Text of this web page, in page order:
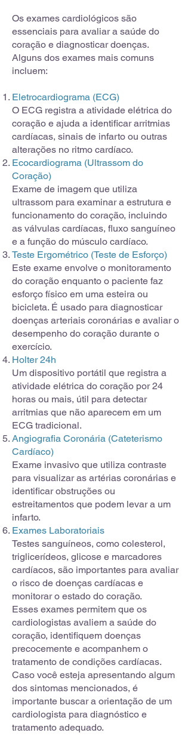
Os exames cardiológicos são
essenciais para avaliar a saúde do
coração e diagnosticar doenças.
Alguns dos exames mais comuns
incluem:
Eletrocardiograma (ECG)
O ECG registra a atividade elétrica do
coração e ajuda a identificar arritmias
cardíacas, sinais de infarto ou outras
alterações no ritmo cardíaco.
Ecocardiograma (Ultrassom do
Coração)
Exame de imagem que utiliza
ultrassom para examinar a estrutura e
funcionamento do coração, incluindo
as válvulas cardíacas, fluxo sanguíneo
e a função do músculo cardíaco.
Teste Ergométrico (Teste de Esforço)
Este exame envolve o monitoramento
do coração enquanto o paciente faz
esforço físico em uma esteira ou
bicicleta. É usado para diagnosticar
doenças arteriais coronárias e avaliar o
desempenho do coração durante o
exercício.
Holter 24h
Um dispositivo portátil que registra a
atividade elétrica do coração por 24
horas ou mais, útil para detectar
arritmias que não aparecem em um
ECG tradicional.
Angiografia Coronária (Cateterismo
Cardíaco)
Exame invasivo que utiliza contraste
para visualizar as artérias coronárias e
identificar obstruções ou
estreitamentos que podem levar a um
infarto.
Exames Laboratoriais
Testes sanguíneos, como colesterol,
triglicerídeos, glicose e marcadores
cardíacos, são importantes para avaliar
o risco de doenças cardíacas e
monitorar o estado do coração.
Esses exames permitem que os
cardiologistas avaliem a saúde do
coração, identifiquem doenças
precocemente e acompanhem o
tratamento de condições cardíacas.
Caso você esteja apresentando algum
dos sintomas mencionados, é
importante buscar a orientação de um
cardiologista para diagnóstico e
tratamento adequado.